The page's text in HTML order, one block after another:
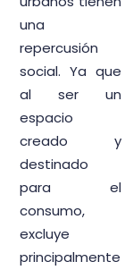
una
repercusión
social. Ya que
al ser un
espacio
creado y
destinado
para el
consumo,
excluye
principalmente